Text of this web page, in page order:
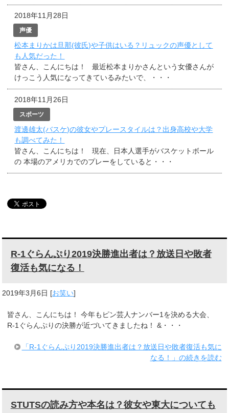
2018年11月28日
声優
松本まりかは旦那(彼氏)や子供はいる？リュックの声優として
も人気だった！
皆さん、こんにちは！ 最近松本まりかさんという女優さんが
けっこう人気になってきているみたいで、・・・
2018年11月26日
スポーツ
渡邊雄太(バスケ)の彼女やプレースタイルは？出身高校や大学
も調べてみた！
皆さん、こんにちは！ 現在、日本人選手がバスケットボール
の 本場のアメリカでのプレーをしていると・・・
R-1ぐらんぷり2019決勝進出者は？放送日や敗者
復活も気になる！
2019年3月6日 [お笑い]
皆さん、こんにちは！ 今年もピン芸人ナンバー1を決める大会、
R-1ぐらんぷりの決勝が近づいてきましたね！ &・・・
「R-1ぐらんぷり2019決勝進出者は？放送日や敗者復活も気に
なる！」の続きを読む
STUTSの読み方や本名は？彼女や東大についても